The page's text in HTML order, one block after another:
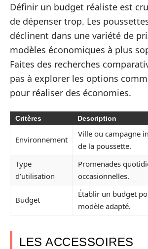
Définir un budget réaliste est
de dépenser trop. Les
déclinent dans une variété de
modèles économiques à plus
Faites des recherches
pas à explorer les options
pour réaliser des économies.
Critères Description
Environnement
Ville ou campagne
de la poussette.
Type
d’utilisation
Promenades
occasionnelles.
Budget
Établir un budget
modèle adapté.
LES ACCESSOIRES